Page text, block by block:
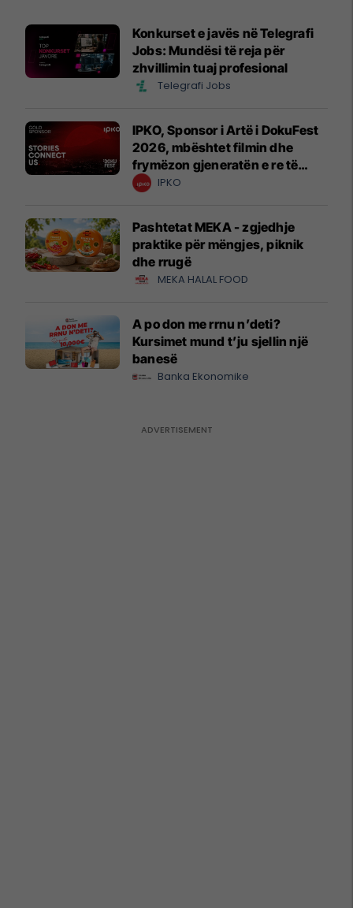
Konkurset e javës në Telegrafi
Jobs: Mundësi të reja për
zhvillimin tuaj profesional
Telegrafi Jobs
IPKO, Sponsor i Artë i DokuFest
2026, mbështet filmin dhe
frymëzon gjeneratën e re të
krijuesve
IPKO
Pashtetat MEKA - zgjedhje
praktike për mëngjes, piknik
dhe rrugë
MEKA HALAL FOOD
A po don me rrnu n’deti?
Kursimet mund t’ju sjellin një
banesë
Banka Ekonomike